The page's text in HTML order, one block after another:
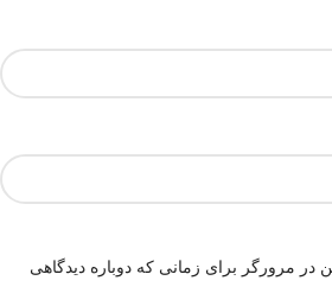
در مرورگر برای زمانی که دوباره دیدگاهی